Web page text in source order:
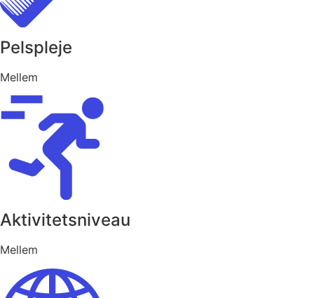
Pelspleje
Mellem
Aktivitetsniveau
Mellem